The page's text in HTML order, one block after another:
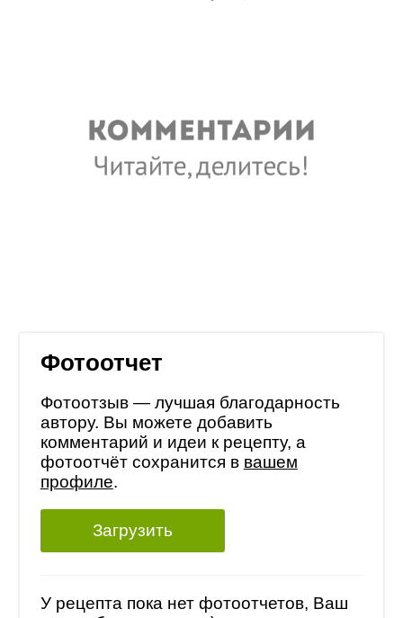
Фотоотчет
Фотоотзыв — лучшая благодарность
автору. Вы можете добавить
комментарий и идеи к рецепту, а
фотоотчёт сохранится в вашем
профиле.
Загрузить
У рецепта пока нет фотоотчетов, Ваш